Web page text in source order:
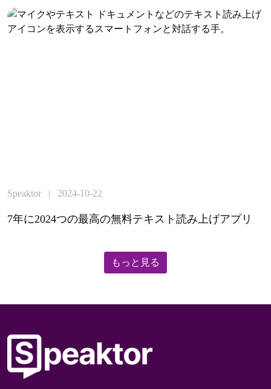
Speaktor | 2024-10-22
7年に2024つの最高の無料テキスト読み上げアプリ
もっと見る